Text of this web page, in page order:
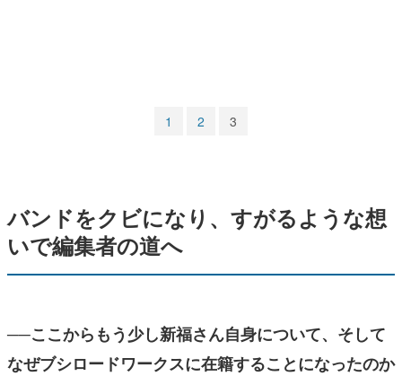
1 2 3
バンドをクビになり、すがるような想
いで編集者の道へ
──ここからもう少し新福さん自身について、そして
なぜブシロードワークスに在籍することになったのか